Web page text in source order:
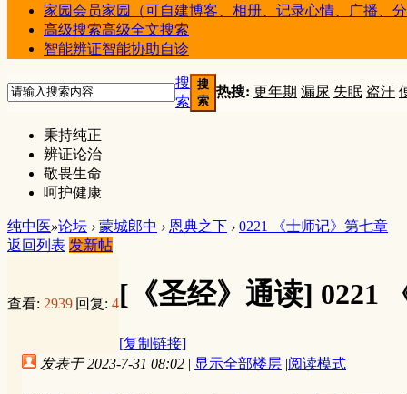
家园会员家园（可自建博客、相册、记录心情、广播、
高级搜索高级全文搜索
智能辨证智能协助自诊
搜
索
搜
索
热搜: 更年期 漏尿 失眠 盗汗
秉持纯正
辨证论治
敬畏生命
呵护健康
纯中医»论坛 › 蒙城郎中 › 恩典之下 › 0221 《士师记》第七章
返回列表 发新帖
查看: 2939|回复: 4[《圣经》通读] 0221
[复制链接]
发表于 2023-7-31 08:02 | 显示全部楼层 |阅读模式